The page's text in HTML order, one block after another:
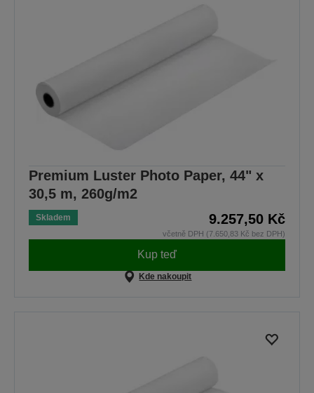
Premium Luster Photo Paper, 44" x
30,5 m, 260g/m2
Skladem 9.257,50 Kč
včetně DPH (7.650,83 Kč bez DPH)
Kup teď
Kde nakoupit